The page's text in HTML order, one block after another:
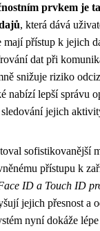
prvkem je
, která dává
mají přístup k jejich
dat při
snižuje riziko
nabízí lepší správu
jejich
sofistikovanější
přístupu k
ID a Touch ID
jejich přesnost a
nyní dokáže